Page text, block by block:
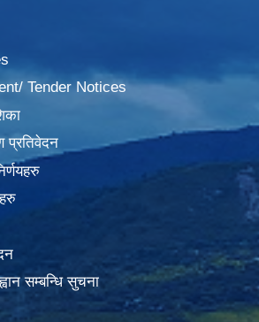
Tender Notices
प्रतिवेदन
सम्बन्धि सुचना